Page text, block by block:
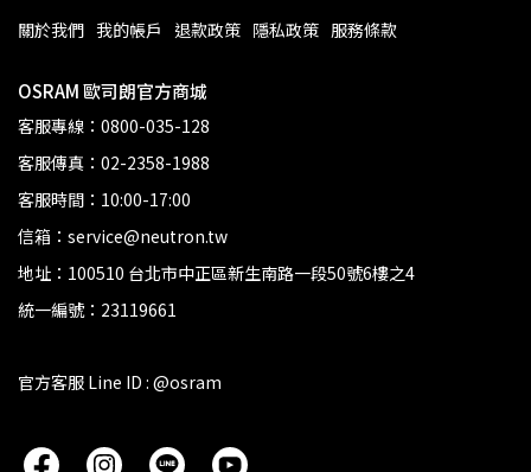
關於我們 我的帳戶 退款政策 隱私政策 服務條款
OSRAM 歐司朗官方商城
客服專線：0800-035-128
客服傳真：02-2358-1988
客服時間：10:00-17:00
信箱：service@neutron.tw
地址：100510 台北市中正區新生南路一段50號6樓之4
統一編號：23119661
官方客服 Line ID : @osram